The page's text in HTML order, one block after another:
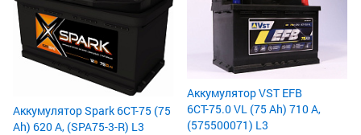
Аккумулятор Spark 6СТ-75 (75
Ah) 620 А, (SPA75-3-R) L3
Аккумулятор VST EFB
6СТ-75.0 VL (75 Ah) 710 А,
(575500071) L3